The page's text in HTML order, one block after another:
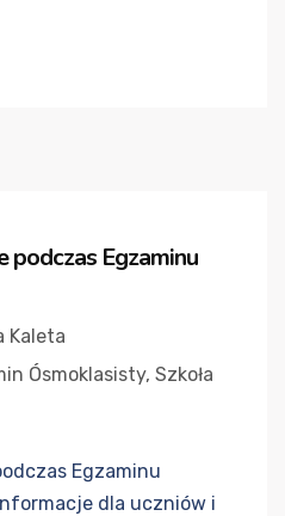
podczas Egzaminu
Kaleta
Ósmoklasisty, Szkoła
Egzaminu
dla uczniów i